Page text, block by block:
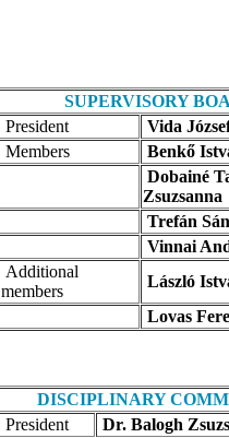
SUPERVISORY
President
Vida
Members
Benkő
Dobainé
Zsuzsanna
Trefán
Vinnai
Additional
members
László
Lovas
DISCIPLINARY
President
Dr. Balogh